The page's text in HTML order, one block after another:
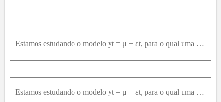
Estamos estudando o modelo yt = μ + εt, para o qual uma amostra de cinco elementos produziu os seguintes valores para yt: 3, 5, 6, 8, 16. Derivando S(μ) em relação a μ, e igualando o resultado a zero,
Estamos estudando o modelo yt = μ + εt, para o qual uma amostra de cinco elementos produziu os seguintes valores para yt: 3, 5, 6, 8, 16. Calcule os valores de S(μ) =(yt– μ)², para μ = 6, 7, 8, 9, 10,